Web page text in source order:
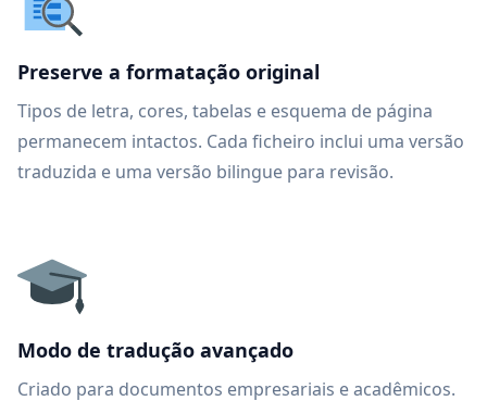
Preserve a formatação original
Tipos de letra, cores, tabelas e esquema de página
permanecem intactos. Cada ficheiro inclui uma versão
traduzida e uma versão bilingue para revisão.
Modo de tradução avançado
Criado para documentos empresariais e acadêmicos.